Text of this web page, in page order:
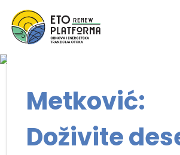
Metković:
Doživite